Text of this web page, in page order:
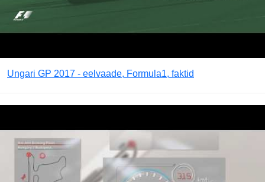
Ungari GP 2017 - eelvaade, Formula1, faktid